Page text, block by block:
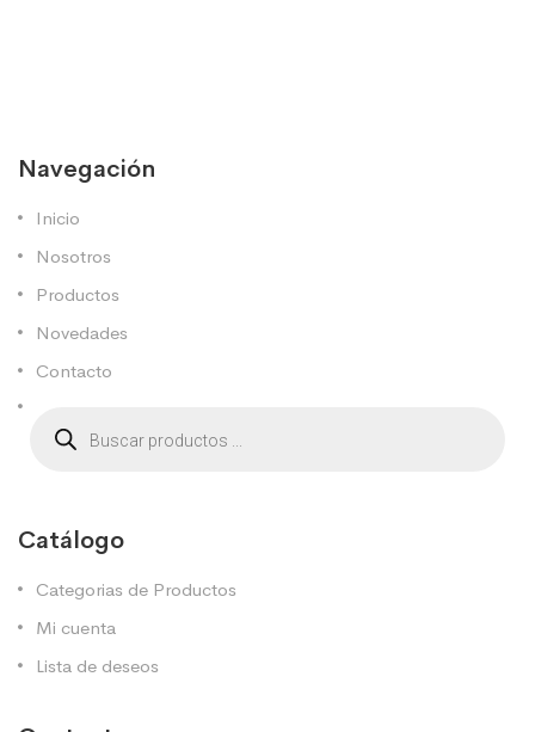
Navegación
Inicio
Nosotros
Productos
Novedades
Contacto
Catálogo
Categorias de Productos
Mi cuenta
Lista de deseos